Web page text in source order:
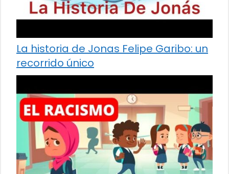
La historia de Jonas Felipe Garibo: un
recorrido único